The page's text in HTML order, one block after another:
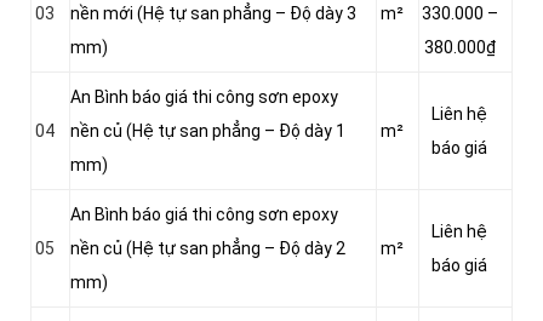
03
nền mới (Hệ tự san phẳng – Độ dày 3
mm)
m²
330.000 –
380.000₫
04
An Bình báo giá thi công sơn epoxy
nền củ (Hệ tự san phẳng – Độ dày 1
mm)
m²
Liên hệ
báo giá
05
An Bình báo giá thi công sơn epoxy
nền củ (Hệ tự san phẳng – Độ dày 2
mm)
m²
Liên hệ
báo giá